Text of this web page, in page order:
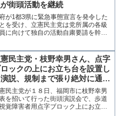
が街頭活動を継続
が1都3県に緊急事態宣言を発令した
を受け、立憲民主党は党所属の各級
に向けて独自の活動自粛要請を幹事
ング、ポスター掲示などを中心にす
う強く要請してい...
民主党・枝野幸男さん、点字
ックの上にお立ち台を設置し
説、規制まで張り絶対に通さ
決意を感じる
民主党が１８日、福岡市に枝野幸男
を招いて行った街頭演説会で、歩道
覚障害者用点字ブロック上にお立ち